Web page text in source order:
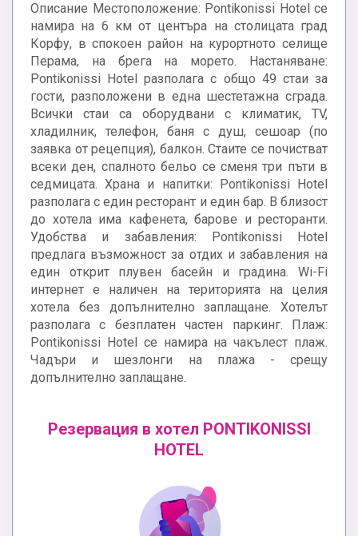
Описание Местоположение: Pontikonissi Hotel се
намира на 6 км от центъра на столицата град
Корфу, в спокоен район на курортното селище
Перама, на брега на морето. Настаняване:
Pontikonissi Hotel разполага с общо 49 стаи за
гости, разположени в една шестетажна сграда.
Всички стаи са оборудвани с климатик, TV,
хладилник, телефон, баня с душ, сешоар (по
заявка от рецепция), балкон. Стаите се почистват
всеки ден, спалното бельо се сменя три пъти в
седмицата. Храна и напитки: Pontikonissi Hotel
разполага с един ресторант и един бар. В близост
до хотела има кафенета, барове и ресторанти.
Удобства и забавления: Pontikonissi Hotel
предлага възможност за отдих и забавления на
един открит плувен басейн и градина. Wi-Fi
интернет е наличен на територията на целия
хотела без допълнително заплащане. Хотелът
разполага с безплатен частен паркинг. Плаж:
Pontikonissi Hotel се намира на чакълест плаж.
Чадъри и шезлонги на плажа - срещу
допълнително заплащане.
Резервация в хотел PONTIKONISSI
HOTEL